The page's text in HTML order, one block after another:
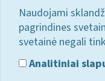
Naudojami
pagrindines
svetainė negali
Analitiniai